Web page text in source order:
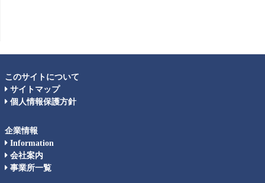
このサイトについて
サイトマップ
個人情報保護方針
企業情報
Information
会社案内
事業所一覧